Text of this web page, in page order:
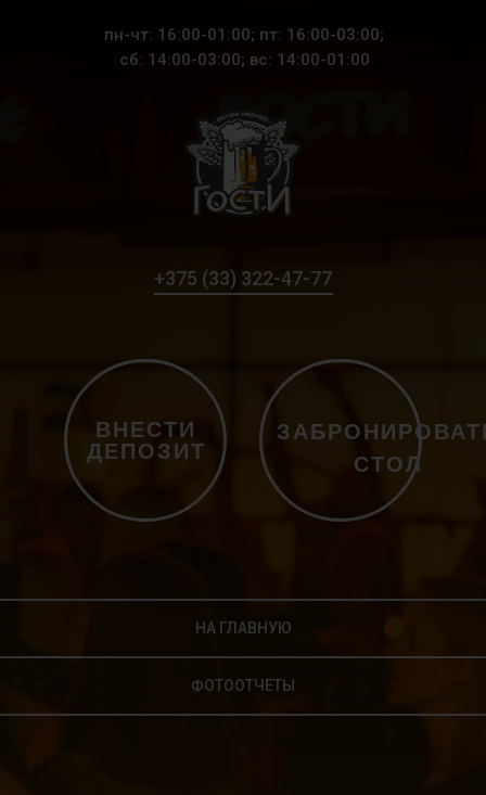
пн-чт: 16:00-01:00; пт: 16:00-03:00;
сб: 14:00-03:00; вс: 14:00-01:00
+375 (33) 322-47-77
ФОТООТЧЕТЫ
НА ГЛАВНУЮ
СТОЛ
ВНЕСТИ
ДЕПОЗИТ